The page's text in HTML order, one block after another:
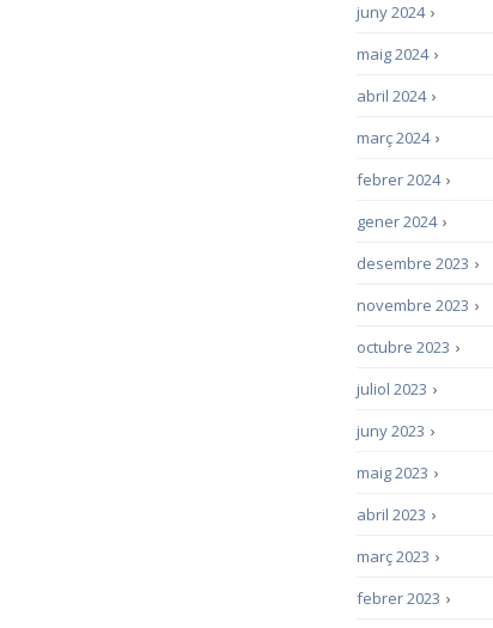
›
juny 2024
›
maig 2024
›
abril 2024
›
març 2024
›
febrer 2024
›
gener 2024
›
desembre 2023
›
novembre 2023
›
octubre 2023
›
juliol 2023
›
juny 2023
›
maig 2023
›
abril 2023
›
març 2023
›
febrer 2023